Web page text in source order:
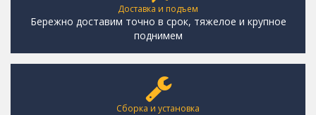
Доставка и подъем
Бережно доставим точно в срок, тяжелое и крупное
поднимем
Сборка и установка